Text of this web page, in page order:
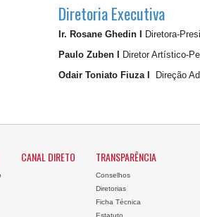
Diretoria Executiva
Ir. Rosane Ghedin I
Diretora-
Paulo Zuben I
Diretor Artístico-
Odair Toniato Fiuza I
Direção
CANAL DIRETO TRANSPARÊNCIA
Conselhos
Diretorias
Ficha Técnica
Estatuto